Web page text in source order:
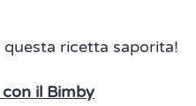
ricetta saporita!
il Bimby